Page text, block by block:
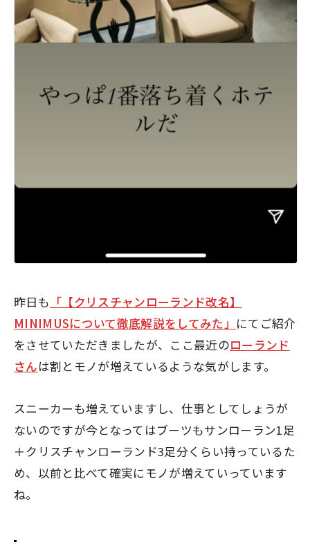
昨日も 「【クリスチャンローランド改名】
MINIMUSについて徹底解説をしてみた」 にてご紹介
をさせていただきましたが、ここ最近のローランド
さんは割とモノが増えているような気がします。
スニーカーも増えていますし、仕事としてしょうが
ないのですが今となってはブーツもサンローラン1足
＋クリスチャンローランド3足分くらい持っているた
め、以前と比べて確実にモノが増えていっています
ね。